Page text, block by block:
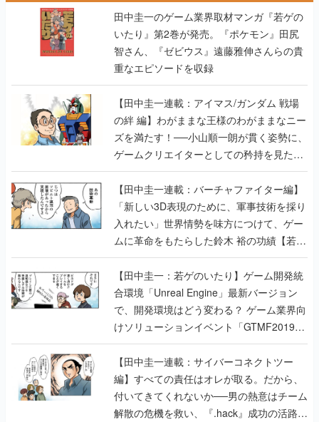
田中圭一のゲーム業界取材マンガ『若ゲの
いたり』第2巻が発売。『ポケモン』田尻
智さん、『ゼビウス』遠藤雅伸さんらの貴
重なエピソードを収録
【田中圭一連載：アイマス/ガンダム 戦場
の絆 編】わがままな王様のわがままなニー
ズを満たす！──小山順一朗が貫く姿勢に、
ゲームクリエイターとしての矜持を見た
【若ゲのいたり最終回】
【田中圭一連載：バーチャファイター編】
「新しい3D表現のために、軍事技術を採り
入れたい」世界情勢を味方につけて、ゲー
ムに革命をもたらした鈴木 裕の功績【若ゲ
のいたり】
【田中圭一：若ゲのいたり】ゲーム開発統
合環境「Unreal Engine」最新バージョン
で、開発環境はどう変わる？ ゲーム業界向
けソリューションイベント「GTMF2019」
に行って、より理解を深めよう【PR】
【田中圭一連載：サイバーコネクトツー
編】すべての責任はオレが取る。だから、
付いてきてくれないか──男の熱意はチーム
解散の危機を救い、『.hack』成功の活路を